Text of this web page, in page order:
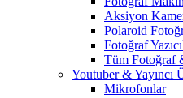
Aksiyon
Polaroid
Fotoğraf
Tüm Fotoğraf
Youtuber & Yayıncı
Mikrofonlar